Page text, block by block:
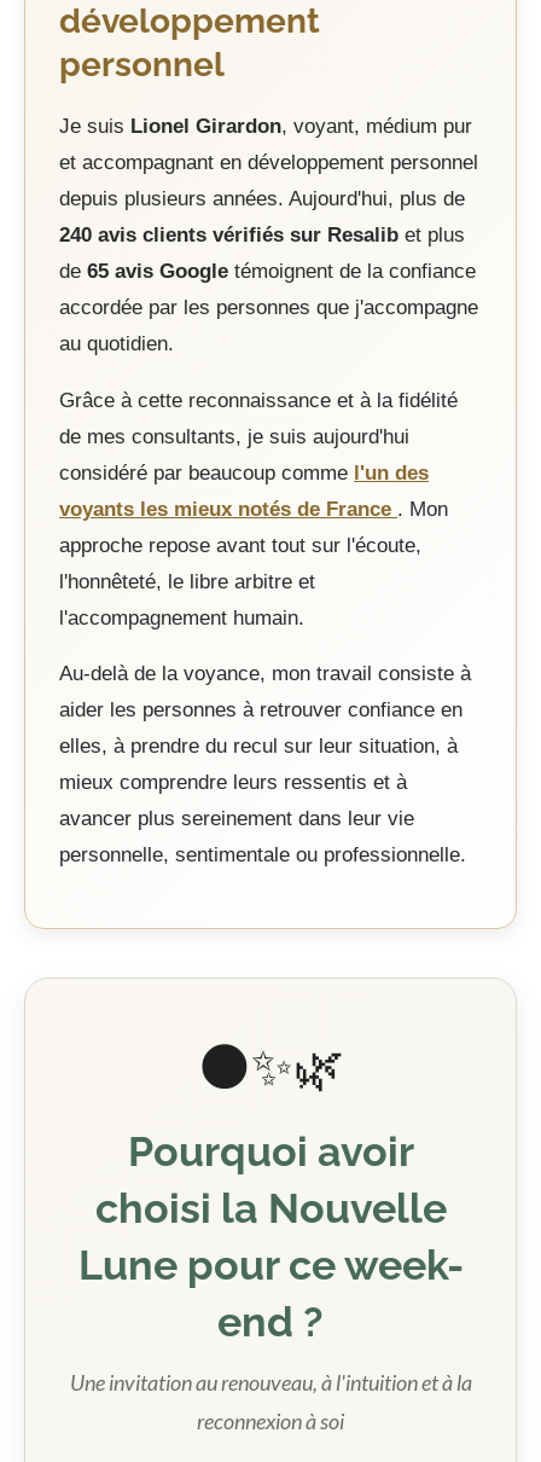
développement
personnel
Je suis Lionel Girardon, voyant, médium pur
et accompagnant en développement personnel
depuis plusieurs années. Aujourd'hui, plus de
240 avis clients vérifiés sur Resalib et plus
de 65 avis Google témoignent de la confiance
accordée par les personnes que j'accompagne
au quotidien.
Grâce à cette reconnaissance et à la fidélité
de mes consultants, je suis aujourd'hui
considéré par beaucoup comme l'un des
voyants les mieux notés de France . Mon
approche repose avant tout sur l'écoute,
l'honnêteté, le libre arbitre et
l'accompagnement humain.
Au-delà de la voyance, mon travail consiste à
aider les personnes à retrouver confiance en
elles, à prendre du recul sur leur situation, à
mieux comprendre leurs ressentis et à
avancer plus sereinement dans leur vie
personnelle, sentimentale ou professionnelle.
🌑✨🌿
Pourquoi avoir
choisi la Nouvelle
Lune pour ce week-
end ?
Une invitation au renouveau, à l'intuition et à la
reconnexion à soi